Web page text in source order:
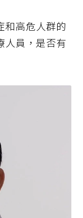
和高危人群的
人員，是否有